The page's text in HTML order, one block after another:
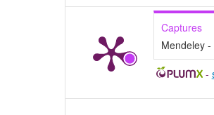
Captures
Mendeley
-